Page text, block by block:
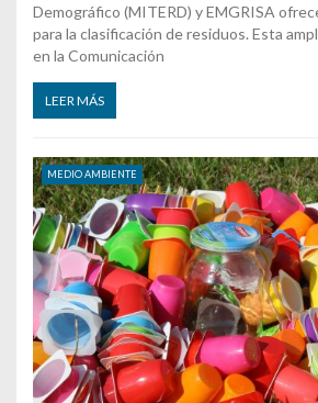
Demográfico (MITERD) y EMGRISA
para la clasificación de residuos. Esta
en la Comunicación
LEER MÁS
MEDIO AMBIENTE